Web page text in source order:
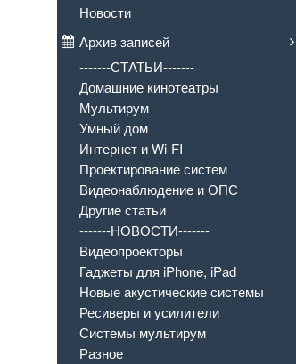
Новости
Архив записей
-------СТАТЬИ-------
Домашние кинотеатры
Мультирум
Умный дом
Интернет и Wi-FI
Проектирование систем
Видеонаблюдение и ОПС
Другие статьи
-------НОВОСТИ-------
Видеопроекторы
Гаджеты для iPhone, iPad
Новые акустические системы
Ресиверы и усилители
Системы мультирум
Разное